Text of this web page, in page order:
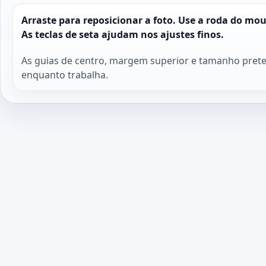
Arraste para reposicionar a foto. Use a roda do
As teclas de seta ajudam nos ajustes finos.
As guias de centro, margem superior e tamanho
enquanto trabalha.